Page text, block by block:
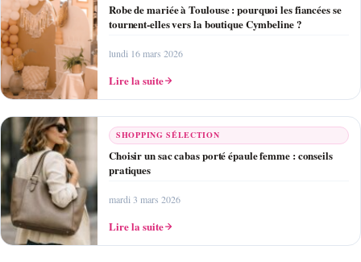
Robe de mariée à Toulouse : pourquoi les fiancées se
tournent-elles vers la boutique Cymbeline ?
lundi 16 mars 2026
Lire la suite
SHOPPING SÉLECTION
Choisir un sac cabas porté épaule femme : conseils
pratiques
mardi 3 mars 2026
Lire la suite